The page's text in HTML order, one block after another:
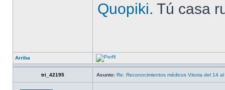
Quopiki. Tú casa
Arriba
tri_42195 Asunto: Re: Reconocimientos médicos Vitoria del 14